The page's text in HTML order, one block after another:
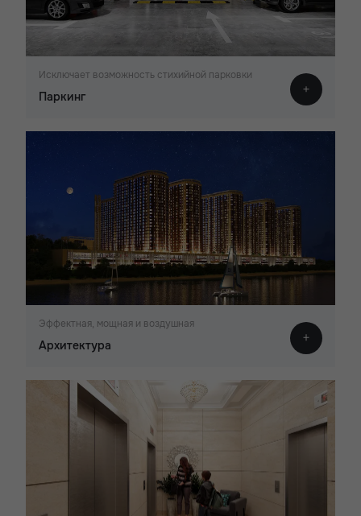
Исключает возможность стихийной парковки
Паркинг
Эффектная, мощная и воздушная
Архитектура